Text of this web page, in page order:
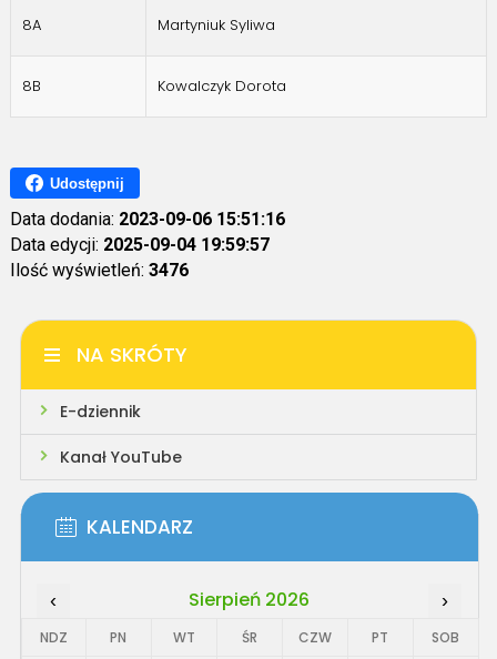
8A Martyniuk Syliwa
8B Kowalczyk Dorota
Udostępnij
Data dodania: 2023-09-06 15:51:16
Data edycji: 2025-09-04 19:59:57
Ilość wyświetleń: 3476
NA SKRÓTY
E-dziennik
Kanał YouTube
KALENDARZ
‹ Sierpień 2026 ›
NDZ PN WT ŚR CZW PT SOB